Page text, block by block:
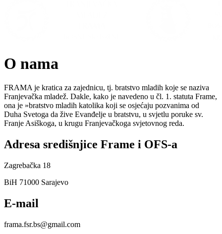
O nama
FRAMA je kratica za zajednicu, tj. bratstvo mladih koje se naziva
Franjevačka mladež. Dakle, kako je navedeno u čl. 1. statuta Frame,
ona je »bratstvo mladih katolika koji se osjećaju pozvanima od
Duha Svetoga da žive Evanđelje u bratstvu, u svjetlu poruke sv.
Franje Asiškoga, u krugu Franjevačkoga svjetovnog reda.
Adresa središnjice Frame i OFS-a
Zagrebačka 18
BiH 71000 Sarajevo
E-mail
frama.fsr.bs@gmail.com